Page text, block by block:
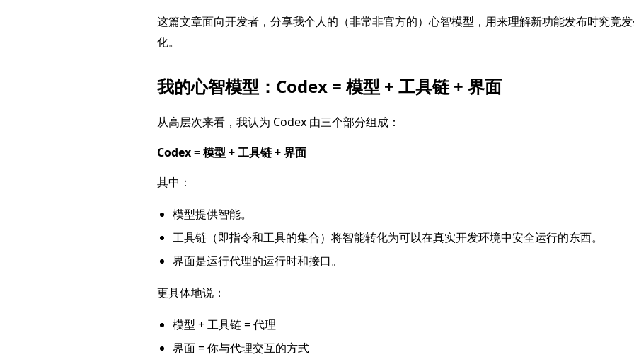
这篇文章面向开发者，分享我个人的（非常非官方的）心智模型，用来理解新功能发布时究竟
化。
我的心智模型：Codex = 模型 + 工具链 + 界面
从高层次来看，我认为 Codex 由三个部分组成：
Codex = 模型 + 工具链 + 界面
其中：
模型提供智能。
工具链（即指令和工具的集合）将智能转化为可以在真实开发环境中安全运行的东西。
界面是运行代理的运行时和接口。
更具体地说：
模型 + 工具链 = 代理
界面 = 你与代理交互的方式